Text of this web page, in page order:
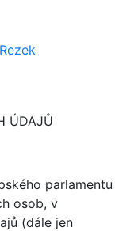
ÚDAJŮ
parlamentu
osob, v
(dále jen